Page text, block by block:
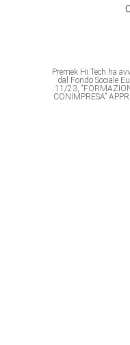
Premek Hi Tech ha
dal Fondo Sociale
11/23,
CONIMPRESA”